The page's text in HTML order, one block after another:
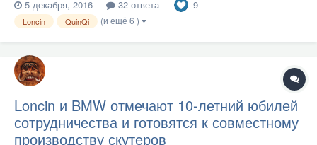
состоянии обеспечить постоянное качество китайских
мотоциклов". Это отдельное замечание является полным
5 декабря, 2016 32 ответа 9
Loncin QuinQi (и ещё 6 )
Loncin и BMW отмечают 10-летний юбилей
сотрудничества и готовятся к совместному
производству скутеров